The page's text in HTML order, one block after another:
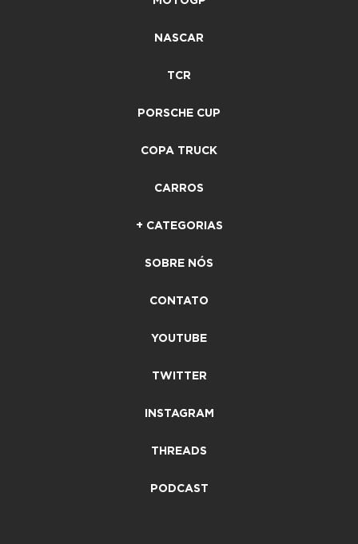
NASCAR
TCR
PORSCHE CUP
COPA TRUCK
CARROS
+ CATEGORIAS
SOBRE NÓS
CONTATO
YOUTUBE
TWITTER
INSTAGRAM
THREADS
PODCAST